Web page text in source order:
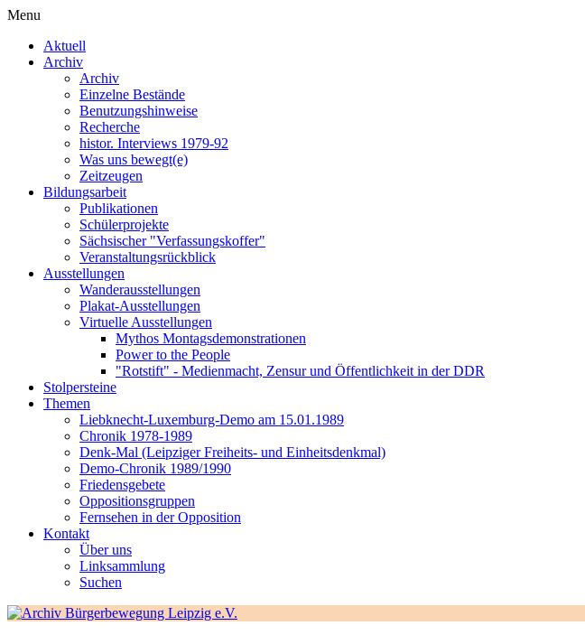
Menu
Aktuell
Archiv
Archiv
Einzelne Bestände
Benutzungshinweise
Recherche
histor. Interviews 1979-92
Was uns bewegt(e)
Zeitzeugen
Bildungsarbeit
Publikationen
Schülerprojekte
Sächsischer "Verfassungskoffer"
Veranstaltungsrückblick
Ausstellungen
Wanderausstellungen
Plakat-Ausstellungen
Virtuelle Ausstellungen
Mythos Montagsdemonstrationen
Power to the People
"Rotstift" - Medienmacht, Zensur und Öffentlichkeit in der DDR
Stolpersteine
Themen
Liebknecht-Luxemburg-Demo am 15.01.1989
Chronik 1978-1989
Denk-Mal (Leipziger Freiheits- und Einheitsdenkmal)
Demo-Chronik 1989/1990
Friedensgebete
Oppositionsgruppen
Fernsehen in der Opposition
Kontakt
Über uns
Linksammlung
Suchen